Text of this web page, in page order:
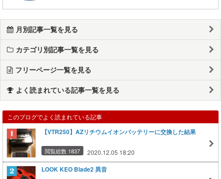
月別記事一覧を見る
カテゴリ別記事一覧を見る
フリーページ一覧を見る
よく読まれている記事一覧を見る
このブログでよく読まれている記事
【VTR250】AZリチウムイオンバッテリーに交換した結果
閲覧総数 1837 2020.12.05 18:20
LOOK KEO Blade2 異音